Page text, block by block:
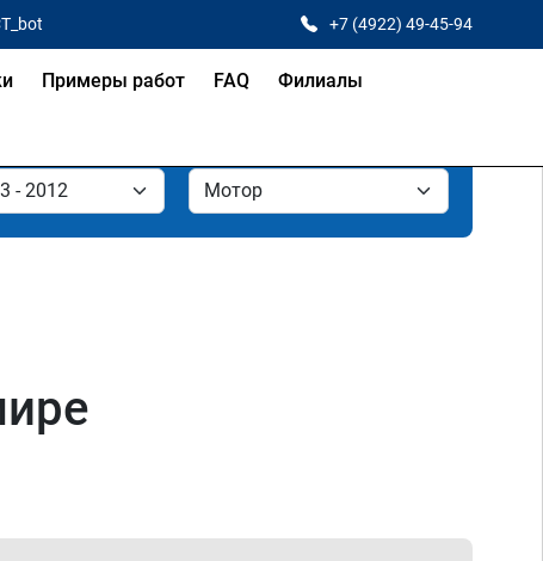
+7 (4922) 49-45-94
Примеры работ FAQ Филиалы